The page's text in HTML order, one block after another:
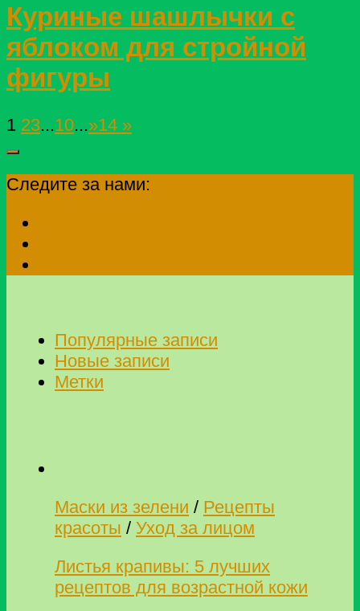
Куриные шашлычки с
яблоком для стройной
фигуры
1 23...10...»14 »
Следите за нами:
Популярные записи
Новые записи
Метки
Маски из зелени / Рецепты
красоты / Уход за лицом
Листья крапивы: 5 лучших
рецептов для возрастной кожи